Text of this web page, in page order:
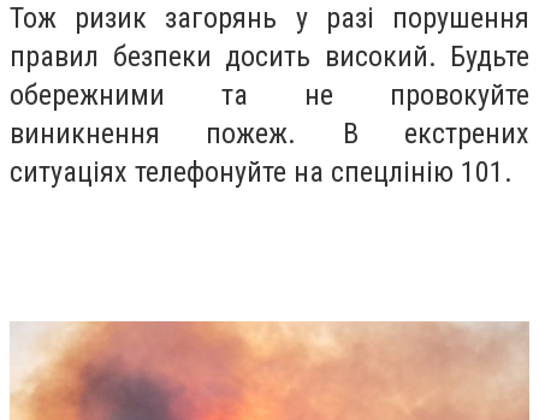
Тож ризик загорянь у разі порушення
правил безпеки досить високий. Будьте
обережними та не провокуйте
виникнення пожеж. В екстрених
ситуаціях телефонуйте на спецлінію 101.